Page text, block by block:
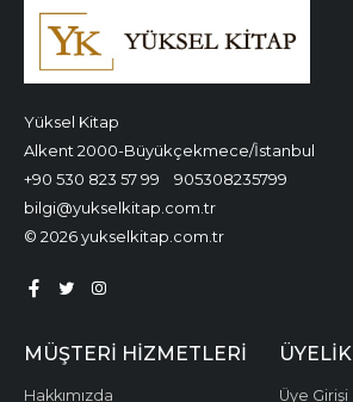
Yüksel Kitap
Alkent 2000-Büyükçekmece/İstanbul
+90 530 823 57 99
905308235799
bilgi@yukselkitap.com.tr
© 2026 yukselkitap.com.tr
MÜŞTERI HIZMETLERI
Hakkımızda
ÜYELIK
Üye Girişi